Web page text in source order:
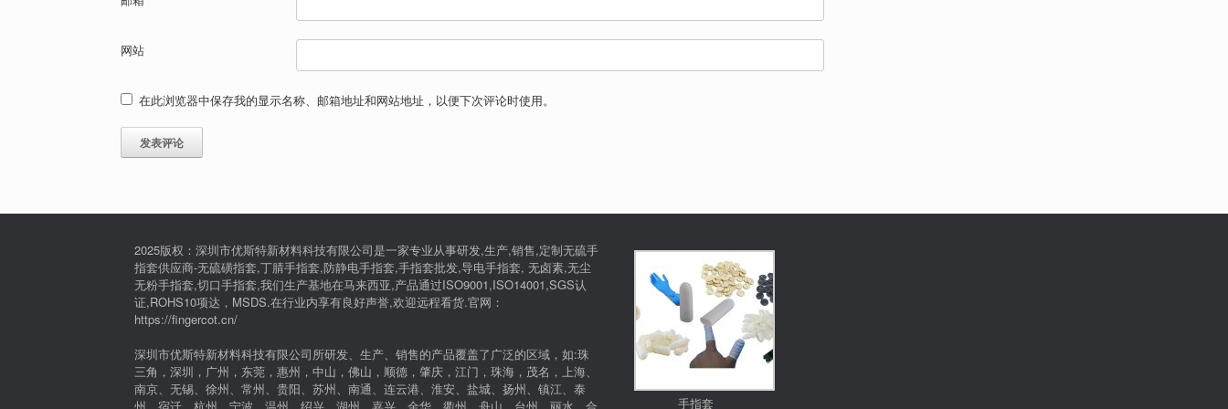
网站
在此浏览器中保存我的显示名称、邮箱地址和网站地址，以便下次评论时使用。
2025版权：深圳市优斯特新材料科技有限公司是一家专业从事研发,生产,销售,定制无硫手
指套供应商-无硫磺指套,丁腈手指套,防静电手指套,手指套批发,导电手指套, 无卤素,无尘
无粉手指套,切口手指套,我们生产基地在马来西亚,产品通过ISO9001,ISO14001,SGS认
证,ROHS10项达，MSDS.在行业内享有良好声誉,欢迎远程看货.官网：
https://fingercot.cn/
深圳市优斯特新材料科技有限公司所研发、生产、销售的产品覆盖了广泛的区域，如:珠
三角，深圳，广州，东莞，惠州，中山，佛山，顺德，肇庆，江门，珠海，茂名，上海、
南京、无锡、徐州、常州、贵阳、苏州、南通、连云港、淮安、盐城、扬州、镇江、泰
手指套